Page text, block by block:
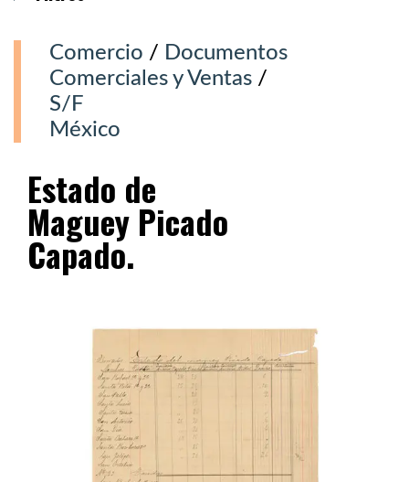
Comercio / Documentos
Comerciales y Ventas /
S/F
México
Estado de
Maguey Picado
Capado.